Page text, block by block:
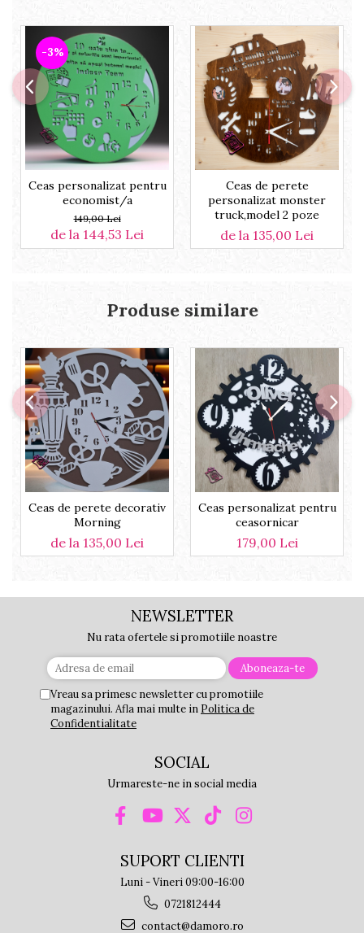
-3%
Ceas personalizat pentru
economist/a
149,00 Lei
de la 144,53 Lei
Ceas de perete
personalizat monster
truck,model 2 poze
de la 135,00 Lei
Produse similare
Ceas de perete decorativ
Morning
de la 135,00 Lei
Ceas personalizat pentru
ceasornicar
179,00 Lei
NEWSLETTER
Nu rata ofertele si promotiile noastre
Vreau sa primesc newsletter cu promotiile
magazinului. Afla mai multe in Politica de
Confidentialitate
SOCIAL
Urmareste-ne in social media
SUPORT CLIENTI
Luni - Vineri 09:00-16:00
0721812444
contact@damoro.ro